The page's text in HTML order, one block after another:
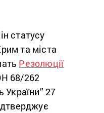
статусу
та міста
Резолюції
68/262
України” 27